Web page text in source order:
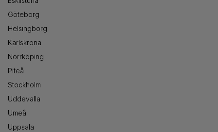
Göteborg
Helsingborg
Karlskrona
Norrköping
Piteå
Stockholm
Uddevalla
Umeå
Uppsala